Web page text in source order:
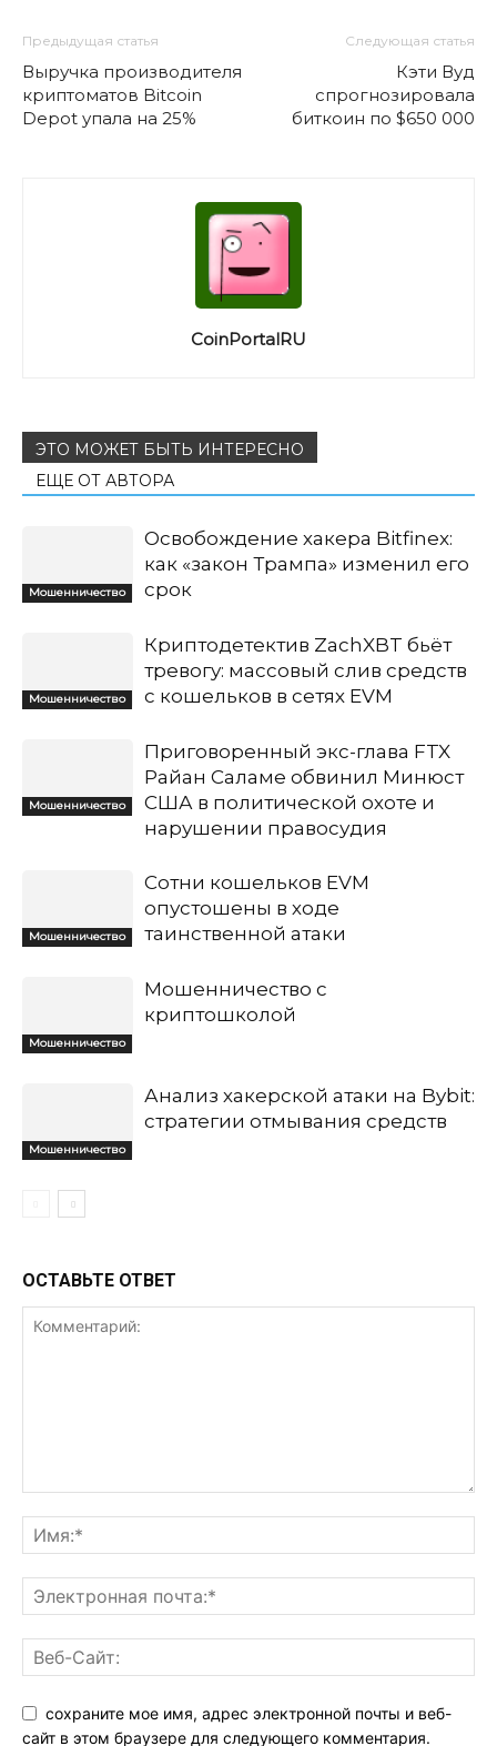
Предыдущая статья
Выручка производителя
криптоматов Bitcoin
Depot упала на 25%
Следующая статья
Кэти Вуд
спрогнозировала
биткоин по $650 000
CoinPortalRU
ЭТО МОЖЕТ БЫТЬ ИНТЕРЕСНО
ЕЩЕ ОТ АВТОРА
Мошенничество
Освобождение хакера Bitfinex:
как «закон Трампа» изменил его
срок
Мошенничество
Криптодетектив ZachXBT бьёт
тревогу: массовый слив средств
с кошельков в сетях EVM
Мошенничество
Приговоренный экс-глава FTX
Райан Саламе обвинил Минюст
США в политической охоте и
нарушении правосудия
Мошенничество
Сотни кошельков EVM
опустошены в ходе
таинственной атаки
Мошенничество
Мошенничество с
криптошколой
Мошенничество
Анализ хакерской атаки на Bybit:
стратегии отмывания средств
ОСТАВЬТЕ ОТВЕТ
сохраните мое имя, адрес электронной почты и веб-
сайт в этом браузере для следующего комментария.